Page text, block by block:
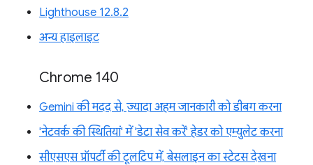
Lighthouse 12.8.2
अन्य हाइलाइट
Chrome 140
Gemini की मदद से, ज़्यादा अहम जानकारी को डीबग करना
'नेटवर्क की स्थितियां' में 'डेटा सेव करें' हेडर को एम्युलेट करना
सीएसएस प्रॉपर्टी की टूलटिप में, बेसलाइन का स्टेटस देखना